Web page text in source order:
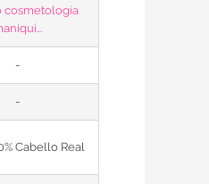
cosmetología
-
-
Cabello Real